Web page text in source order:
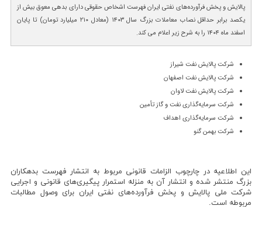
پالایش و پخش فرآورده‌های نفتی ایران فهرست اشخاص حقوقی دارای بدهی معوق بیش از
یکصد برابر حداقل نصاب معاملات بزرگ سال ۱۴۰۳ (معادل ۲۱۰ میلیارد تومان) تا پایان
اسفند ماه ۱۴۰۴ را به شرح زیر اعلام می کند.
شرکت پالایش نفت شیراز
شرکت پالایش نفت اصفهان
شرکت پالایش نفت لاوان
شرکت سرمایه‌گذاری نفت و گاز تأمین
شرکت سرمایه‌گذاری اهداف
شرکت بهمن گنو
این اطلاعیه در چارچوب الزامات قانونی مربوط به انتشار فهرست بدهکاران
بزرگ منتشر شده و انتشار آن به منزله استمرار پیگیری‌های قانونی و اجرایی
شرکت ملی پالایش و پخش فرآورده‌های نفتی ایران برای وصول مطالبات
مربوطه است.